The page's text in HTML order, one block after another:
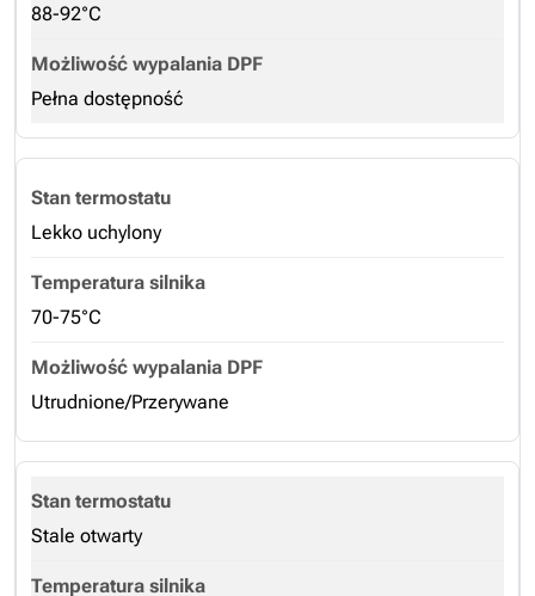
88-92°C
Pełna dostępność
Lekko uchylony
70-75°C
Utrudnione/Przerywane
Stale otwarty